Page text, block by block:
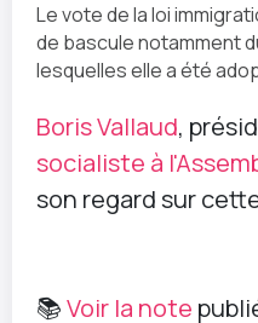
Le vote de la loi
de bascule notamment
lesquelles elle a été
Boris Vallaud,
socialiste à
son regard sur
📚Voir la note